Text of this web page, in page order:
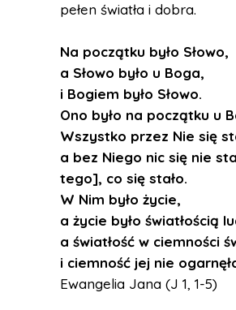
pełen światła i dobra.
Na początku było Słowo,
a Słowo było u Boga,
i Bogiem było Słowo.
Ono było na początku u
Wszystko przez Nie się
a bez Niego nic się nie
tego], co się stało.
W Nim było życie,
a życie było światłością
a światłość w ciemności
i ciemność jej nie
Ewangelia Jana (J 1, 1-5)